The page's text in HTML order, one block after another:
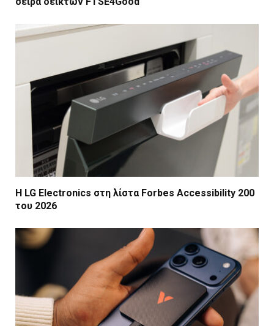
Η LG Electronics στη λίστα Forbes Accessibility 200
του 2026